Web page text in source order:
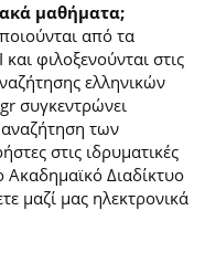
μαθήματα;
από τα
φιλοξενούνται στις
ελληνικών
συγκεντρώνει
των
στις ιδρυματικές
Ακαδημαϊκό Διαδίκτυο
μαζί μας ηλεκτρονικά